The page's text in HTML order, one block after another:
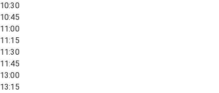
10:30
10:45
11:00
11:15
11:30
11:45
13:00
13:15